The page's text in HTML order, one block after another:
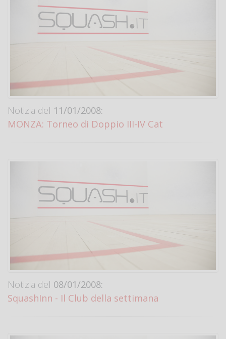
Notizia del 11/01/2008:
MONZA: Torneo di Doppio III-IV Cat
Notizia del 08/01/2008:
SquashInn - Il Club della settimana